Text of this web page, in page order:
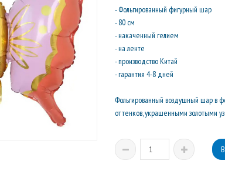
- Фольгированный фигурный шар
- 80 см
- накаченный гелием
- на ленте
- производство Китай
- гарантия 4-8 дней
Фольгированный воздушный шар в
оттенков, украшенными золотыми